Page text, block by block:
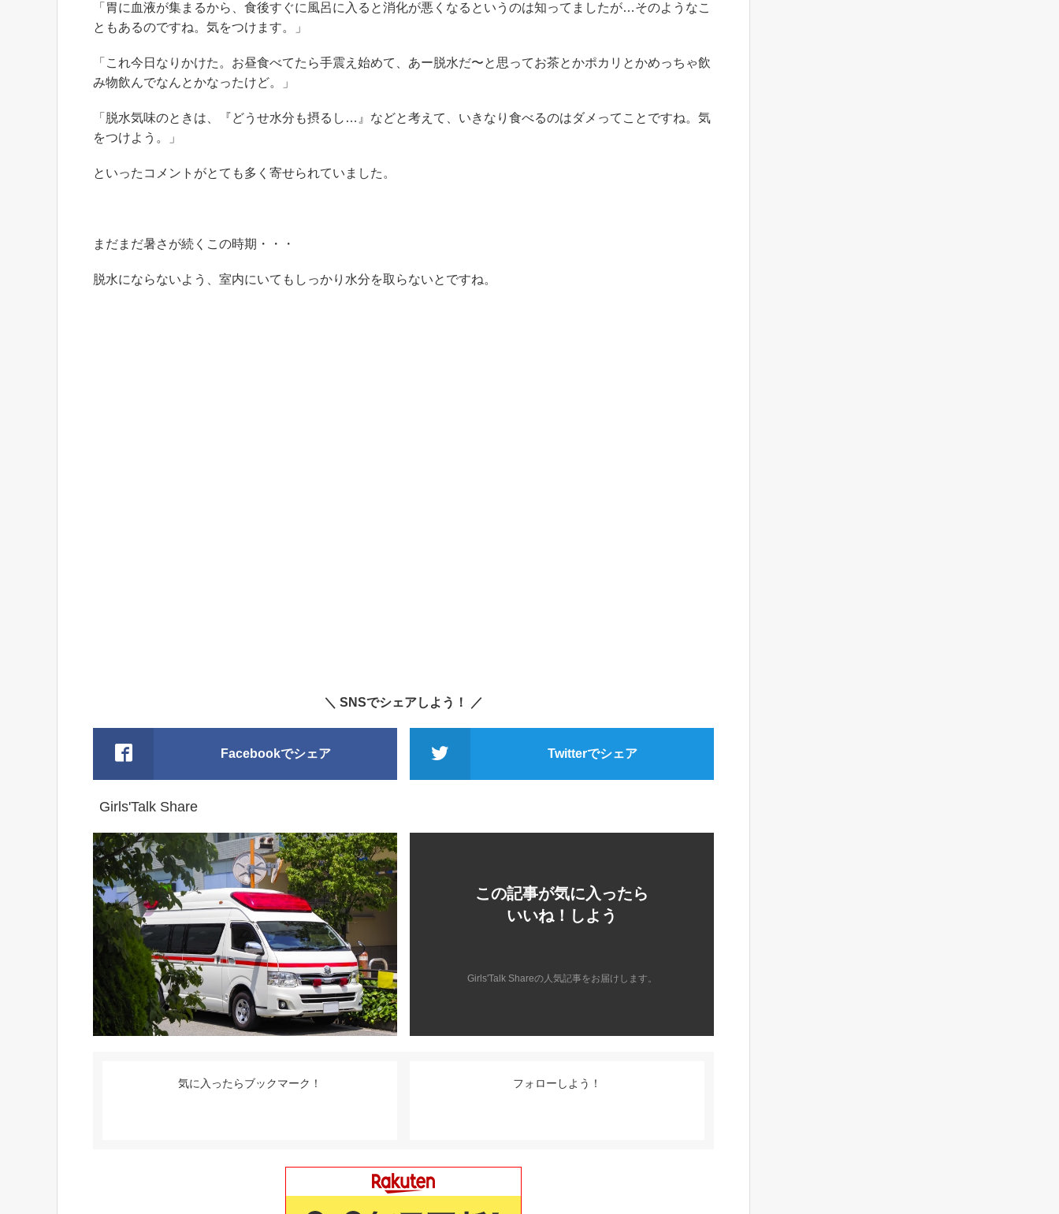
「胃に血液が集まるから、食後すぐに風呂に入ると消化が悪くなるというのは知ってましたが…そのようなこ
ともあるのですね。気をつけます。」
「これ今日なりかけた。お昼食べてたら手震え始めて、あー脱水だ〜と思ってお茶とかポカリとかめっちゃ飲
み物飲んでなんとかなったけど。」
「脱水気味のときは、『どうせ水分も摂るし…』などと考えて、いきなり食べるのはダメってことですね。気
をつけよう。」
といったコメントがとても多く寄せられていました。
まだまだ暑さが続くこの時期・・・
脱水にならないよう、室内にいてもしっかり水分を取らないとですね。
＼ SNSでシェアしよう！ ／
Facebookでシェア Twitterでシェア
Girls'Talk Share
この記事が気に入ったら
いいね！しよう
Girls'Talk Shareの人気記事をお届けします。
気に入ったらブックマーク！ フォローしよう！